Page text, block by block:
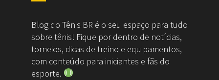
Blog do Tênis BR é o seu espaço para tudo
sobre tênis! Fique por dentro de notícias,
torneios, dicas de treino e equipamentos,
com conteúdo para iniciantes e fãs do
esporte.